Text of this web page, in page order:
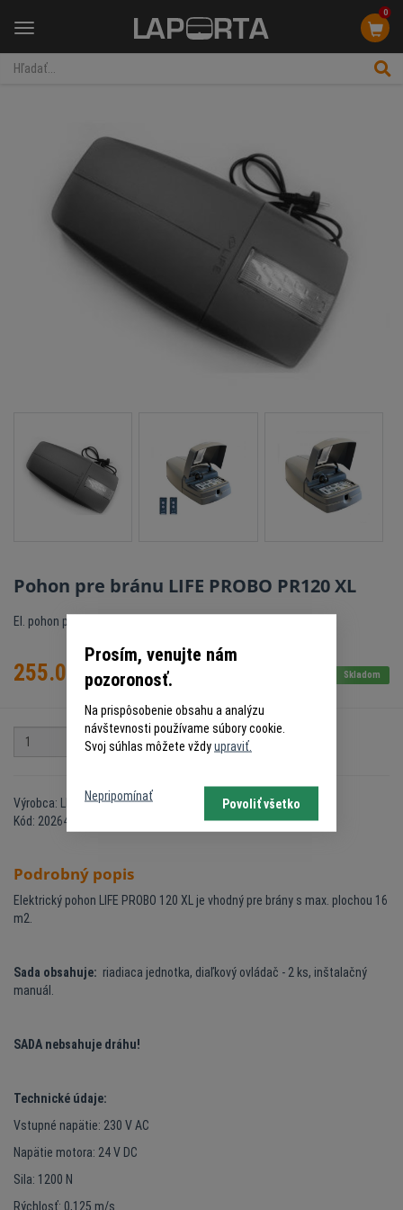
Menu
0
Pohon pre bránu LIFE PROBO PR120 XL
El. pohon pre sekčné a výklopné brány.
255.00 € s DPH Skladom
Do košíka
Výrobca: LIFE
Kód: 20264619
Podrobný popis
Elektrický pohon LIFE PROBO 120 XL je vhodný pre brány s max. plochou 16
m2.
Sada obsahuje: riadiaca jednotka, diaľkový ovládač - 2 ks, inštalačný
manuál.
SADA nebsahuje dráhu!
Technické údaje:
Vstupné napätie: 230 V AC
Napätie motora: 24 V DC
Sila: 1200 N
Rýchlosť: 0,125 m/s
Prosím, venujte nám
pozoronosť.
Na prispôsobenie obsahu a analýzu
návštevnosti používame súbory cookie.
Svoj súhlas môžete vždyupraviť.
Nepripomínať
Povoliť všetko